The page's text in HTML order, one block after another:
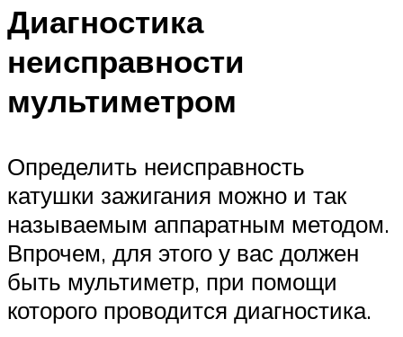
Диагностика
неисправности
мультиметром
Определить неисправность
катушки зажигания можно и так
называемым аппаратным методом.
Впрочем, для этого у вас должен
быть мультиметр, при помощи
которого проводится диагностика.